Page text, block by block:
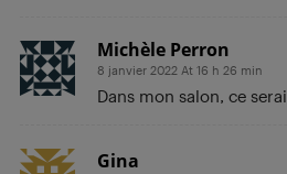
Michèle Perron
8 janvier 2022 At 16 h 26 min
Dans mon salon, ce
Gina